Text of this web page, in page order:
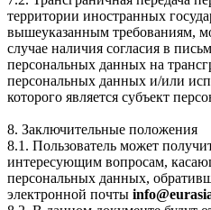
территории иностранных
вышеуказанным требованиям,
случае наличия согласия в
персональных данных на
персональных данных и/или
которого является субъект
8. Заключительные положения
8.1. Пользователь может
интересующим вопросам,
персональных данных,
электронной почты